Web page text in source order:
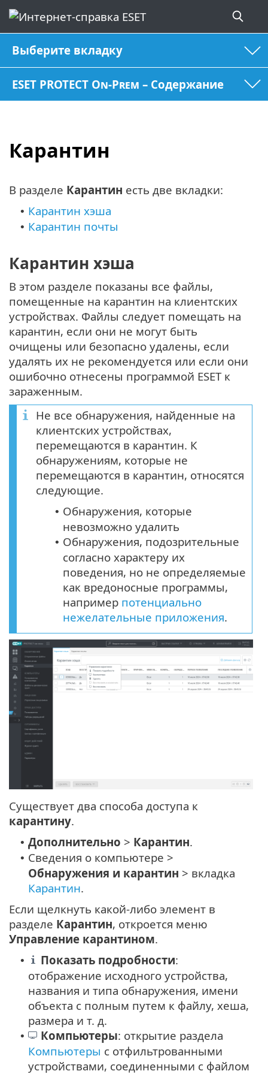
Выберите вкладку
ESET PROTECT On-Prem – Содержание
Карантин
В разделе Карантин есть две вкладки:
• Карантин хэша
• Карантин почты
Карантин хэша
В этом разделе показаны все файлы,
помещенные на карантин на клиентских
устройствах. Файлы следует помещать на
карантин, если они не могут быть
очищены или безопасно удалены, если
удалять их не рекомендуется или если они
ошибочно отнесены программой ESET к
зараженным.
Не все обнаружения, найденные на
клиентских устройствах,
перемещаются в карантин. К
обнаружениям, которые не
перемещаются в карантин, относятся
следующие.
• Обнаружения, которые
невозможно удалить
• Обнаружения, подозрительные
согласно характеру их
поведения, но не определяемые
как вредоносные программы,
например потенциально
нежелательные приложения.
Существует два способа доступа к
карантину.
• Дополнительно > Карантин.
• Сведения о компьютере >
Обнаружения и карантин > вкладка
Карантин.
Если щелкнуть какой-либо элемент в
разделе Карантин, откроется меню
Управление карантином.
• Показать подробности:
отображение исходного устройства,
названия и типа обнаружения, имени
объекта с полным путем к файлу, хеша,
размера и т. д.
• Компьютеры: открытие раздела
Компьютеры с отфильтрованными
устройствами, соединенными с файлом